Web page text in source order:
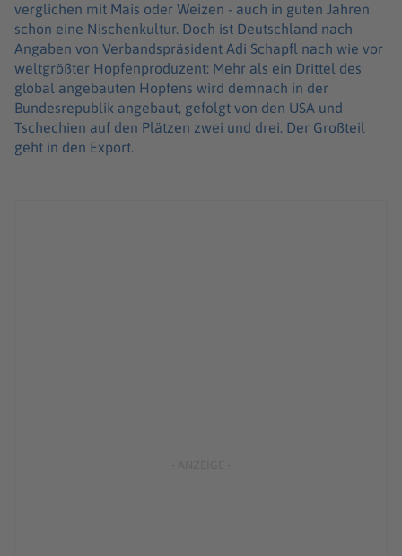
verglichen mit Mais oder Weizen - auch in guten Jahren
schon eine Nischenkultur. Doch ist Deutschland nach
Angaben von Verbandspräsident Adi Schapfl nach wie vor
weltgrößter Hopfenproduzent: Mehr als ein Drittel des
global angebauten Hopfens wird demnach in der
Bundesrepublik angebaut, gefolgt von den USA und
Tschechien auf den Plätzen zwei und drei. Der Großteil
geht in den Export.